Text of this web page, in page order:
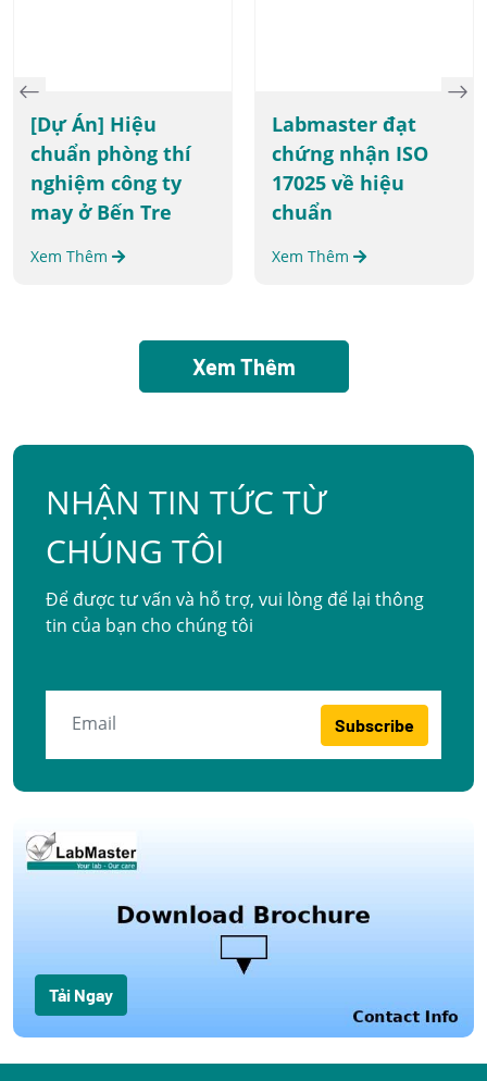
[Dự Án] Hiệu
chuẩn phòng thí
nghiệm công ty
may ở Bến Tre
Xem Thêm
Labmaster đạt
chứng nhận ISO
17025 về hiệu
chuẩn
Xem Thêm
Xem Thêm
NHẬN TIN TỨC TỪ
CHÚNG TÔI
Để được tư vấn và hỗ trợ, vui lòng để lại thông
tin của bạn cho chúng tôi
Subscribe
Tải Ngay